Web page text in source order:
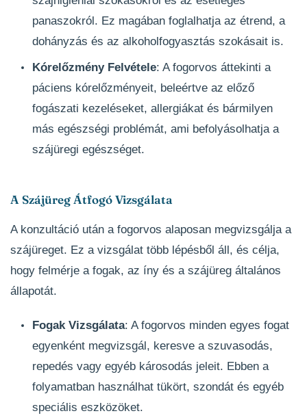
panaszokról. Ez magában foglalhatja az étrend, a
dohányzás és az alkoholfogyasztás szokásait is.
Kórelőzmény Felvétele: A fogorvos áttekinti a
páciens kórelőzményeit, beleértve az előző
fogászati kezeléseket, allergiákat és bármilyen
más egészségi problémát, ami befolyásolhatja a
szájüregi egészséget.
A Szájüreg Átfogó Vizsgálata
A konzultáció után a fogorvos alaposan megvizsgálja a
szájüreget. Ez a vizsgálat több lépésből áll, és célja,
hogy felmérje a fogak, az íny és a szájüreg általános
állapotát.
Fogak Vizsgálata: A fogorvos minden egyes fogat
egyenként megvizsgál, keresve a szuvasodás,
repedés vagy egyéb károsodás jeleit. Ebben a
folyamatban használhat tükört, szondát és egyéb
speciális eszközöket.